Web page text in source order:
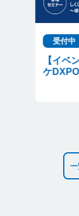
受付中
【イベ
ケ